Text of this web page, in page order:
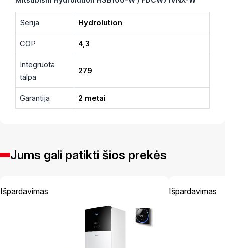
Serija Hydrolution
COP 4,3
Integruota
talpa
279
Garantija 2 metai
Jums gali patikti šios prekės
Išpardavimas Išpardavimas